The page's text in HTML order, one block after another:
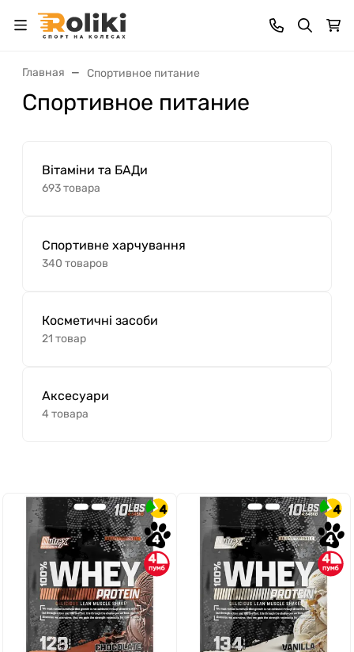
Главная Спортивное питание
Спортивное питание
Вітаміни та БАДи
693 товара
Спортивне харчування
340 товаров
Косметичні засоби
21 товар
Аксесуари
4 товара
4
4
4
4
4
4